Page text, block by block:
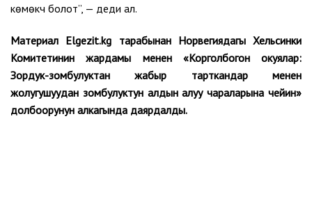
көмөкчү болот”, — деди ал.
Материал Elgezit.kg тарабынан Норвегиядагы Хельсинки
Комитетинин жардамы менен «Корголбогон окуялар:
Зордук-зомбулуктан жабыр тарткандар менен
жолугушуудан зомбулуктун алдын алуу чараларына чейин»
долбоорунун алкагында даярдалды.